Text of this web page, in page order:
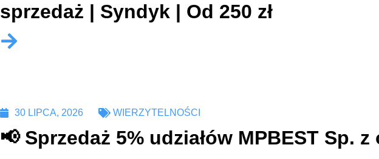
sprzedaż | Syndyk | Od 250 zł
30 LIPCA, 2026 WIERZYTELNOŚCI
📢 Sprzedaż 5% udziałów MPBEST Sp. z